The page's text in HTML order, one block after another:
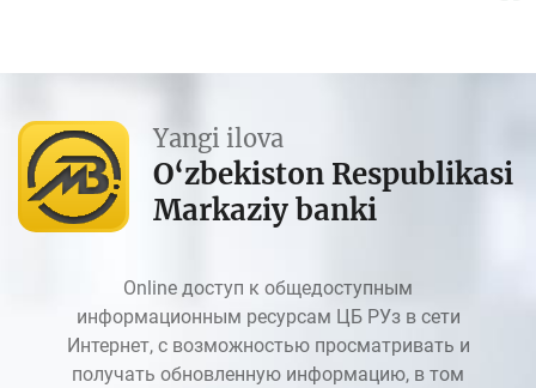
Yangi ilova
O‘zbekiston Respublikasi
Markaziy banki
Online доступ к общедоступным
информационным ресурсам ЦБ РУз в сети
Интернет, с возможностью просматривать и
получать обновленную информацию, в том